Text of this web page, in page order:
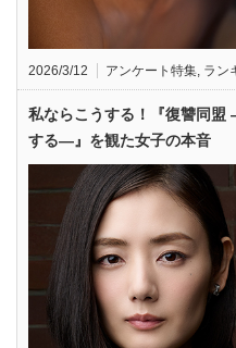
2026/3/12 アンケート特集, ラン
私ならこうする！『復讐同
する—』を観た女子の本音